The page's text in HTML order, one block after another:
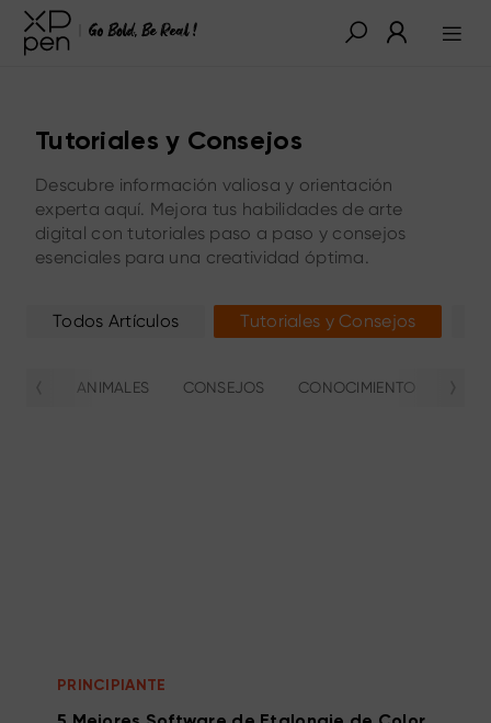
Tutoriales y Consejos
Descubre información valiosa y orientación
experta aquí. Mejora tus habilidades de arte
digital con tutoriales paso a paso y consejos
esenciales para una creatividad óptima.
Todos Artículos Tutoriales y Consejos
ANIMALES CONSEJOS CONOCIMIENTO
PRINCIPIANTE